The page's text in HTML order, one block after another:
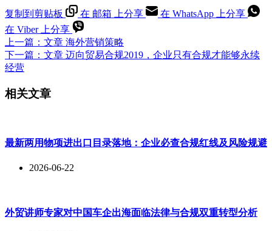
复制到剪贴板 在 邮箱 上分享
在 WhatsApp 上分享
在 Viber 上分享
上一篇： 文章 海外营销策略
下一篇： 文章 迈向贸易合规2019，企业只有合规才能够永续
经营
相关文章
最新两用物项进出口目录落地：企业必查合规红线及风险规避
2026-06-22
外贸讲师专家对中国车企出海面临法律与合规双重转型分析